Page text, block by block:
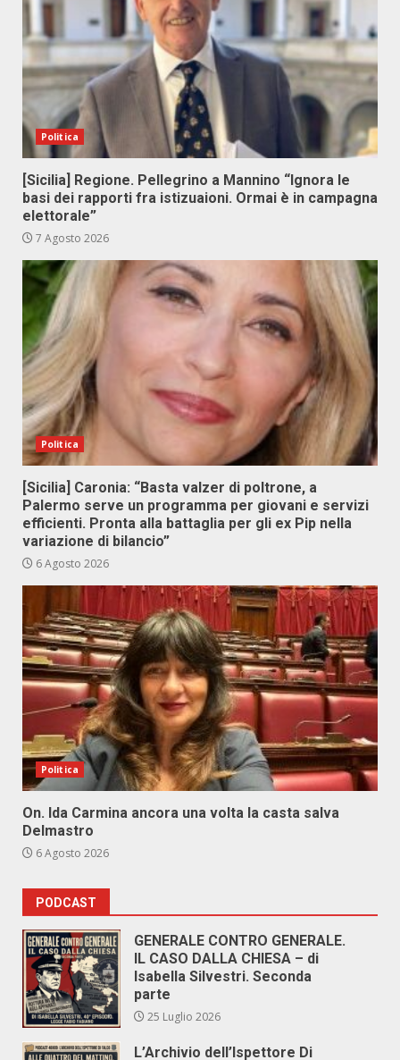
Politica
[Sicilia] Regione. Pellegrino a Mannino “Ignora le
basi dei rapporti fra istizuaioni. Ormai è in campagna
elettorale”
7 Agosto 2026
Politica
[Sicilia] Caronia: “Basta valzer di poltrone, a
Palermo serve un programma per giovani e servizi
efficienti. Pronta alla battaglia per gli ex Pip nella
variazione di bilancio”
6 Agosto 2026
Politica
On. Ida Carmina ancora una volta la casta salva
Delmastro
6 Agosto 2026
PODCAST
GENERALE CONTRO GENERALE.
IL CASO DALLA CHIESA – di
Isabella Silvestri. Seconda
parte
25 Luglio 2026
L’Archivio dell’Ispettore Di